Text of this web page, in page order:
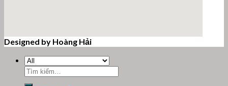
Designed by Hoàng Hải
Tìm
kiếm: